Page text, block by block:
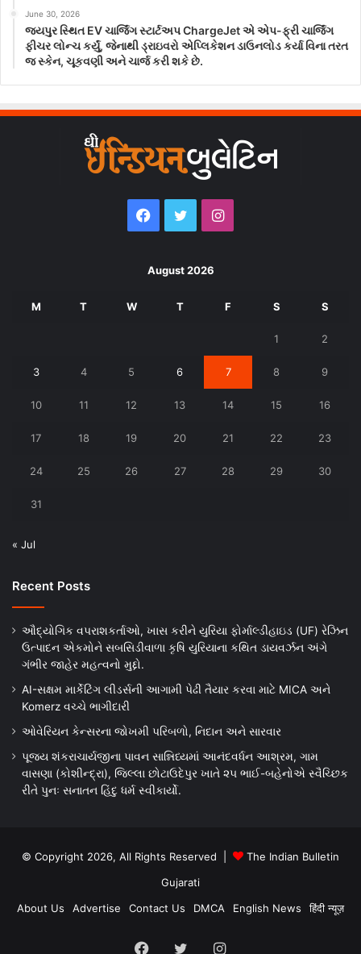
June 30, 2026
જયપુર સ્થિત EV ચાર્જિંગ સ્ટાર્ટઅપ ChargeJet એ એપ-ફ્રી ચાર્જિંગ
ફીચર લોન્ચ કર્યું, જેનાથી ડ્રાઇવરો એપ્લિકેશન ડાઉનલોડ કર્યા વિના તરત
જ સ્કેન, ચૂકવણી અને ચાર્જ કરી શકે છે.
Facebook
TwitterInstagram
August 2026
M T W T F S S
1 2
3 4 5 6 7 8 9
10 11 12 13 14 15 16
17 18 19 20 21 22 23
24 25 26 27 28 29 30
31
« Jul
Recent Posts
ઔદ્યોગિક વપરાશકર્તાઓ, ખાસ કરીને યુરિયા ફોર્માલ્ડીહાઇડ (UF) રેઝિન
ઉત્પાદન એકમોને સબસિડીવાળા કૃષિ યુરિયાના કથિત ડાયવર્ઝન અંગે
ગંભીર જાહેર મહત્વનો મુદ્દો.
AI-સક્ષમ માર્કેટિંગ લીડર્સની આગામી પેઢી તૈયાર કરવા માટે MICA અને
Komerz વચ્ચે ભાગીદારી
ઓવેરિયન કેન્સરના જોખમી પરિબળો, નિદાન અને સારવાર
પૂજ્ય શંકરાચાર્યજીના પાવન સાન્નિધ્યમાં આનંદવર્ધન આશ્રમ, ગામ
વાસણા (કોશીન્દ્રા), જિલ્લા છોટાઉદેપુર ખાતે ૨૫ ભાઈ-બહેનોએ સ્વૈચ્છિક
રીતે પુનઃ સનાતન હિંદુ ધર્મ સ્વીકાર્યો.
© Copyright 2026, All Rights Reserved |
The Indian Bulletin
Gujarati
About Us
Advertise Contact Us DMCA English News हिंदी न्यूज़
Facebook
TwitterInstagram